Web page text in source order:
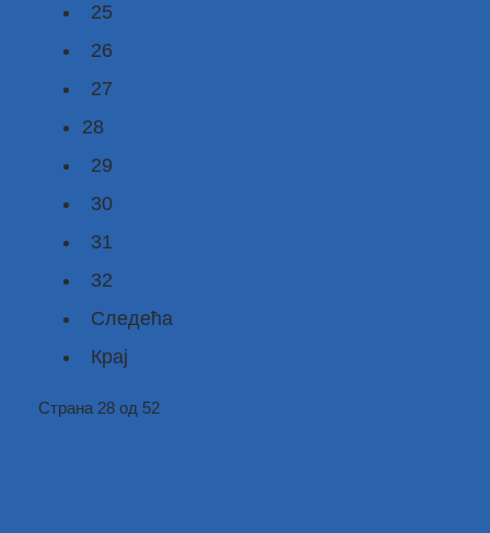
25
26
27
28
29
30
31
32
Следећа
Крај
Страна 28 од 52